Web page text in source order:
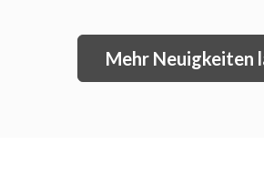
Mehr Neuigkeiten